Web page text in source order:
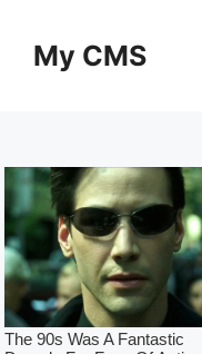
contentMy CMS